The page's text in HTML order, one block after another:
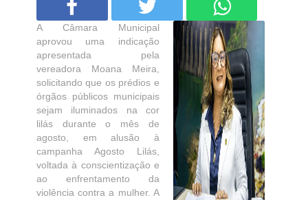
A Câmara Municipal
aprovou uma indicação
apresentada pela
vereadora Moana Meira,
solicitando que os prédios e
órgãos públicos municipais
sejam iluminados na cor
lilás durante o mês de
agosto, em alusão à
campanha Agosto Lilás,
voltada à conscientização e
ao enfrentamento da
violência contra a mulher. A